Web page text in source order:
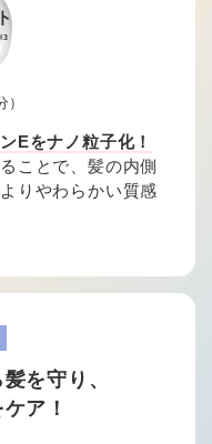
Eをナノ粒子化！
ことで、髪の内側
りやわらかい質感
を守り、
ア！